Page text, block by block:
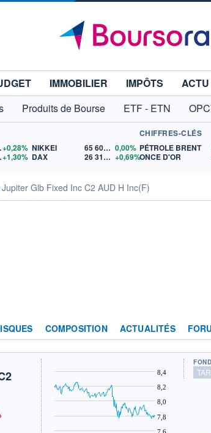
IMMOBILIER IMPÔTS ACTU
Produits de Bourse ETF - ETN
+0,28%
+1,30%
NIKKEI 65 606,71 0,00%
DAX
26 319,45 +0,69%
CHIFFRES-CLÉS
PÉTROLE BRENT
ONCE D'OR
Glb Fixed Inc C2 AUD H Inc(F)
COMPOSITION ACTUALITÉS
7,6
7,8
8,0
8,2
8,4